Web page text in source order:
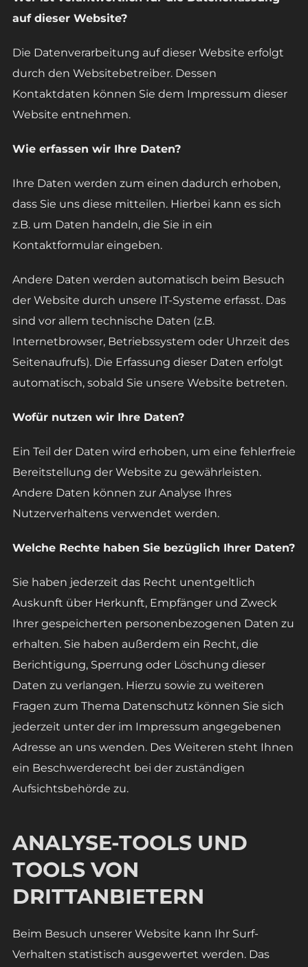
auf dieser Website?
Die Datenverarbeitung auf dieser Website erfolgt
durch den Websitebetreiber. Dessen
Kontaktdaten können Sie dem Impressum dieser
Website entnehmen.
Wie erfassen wir Ihre Daten?
Ihre Daten werden zum einen dadurch erhoben,
dass Sie uns diese mitteilen. Hierbei kann es sich
z.B. um Daten handeln, die Sie in ein
Kontaktformular eingeben.
Andere Daten werden automatisch beim Besuch
der Website durch unsere IT-Systeme erfasst. Das
sind vor allem technische Daten (z.B.
Internetbrowser, Betriebssystem oder Uhrzeit des
Seitenaufrufs). Die Erfassung dieser Daten erfolgt
automatisch, sobald Sie unsere Website betreten.
Wofür nutzen wir Ihre Daten?
Ein Teil der Daten wird erhoben, um eine fehlerfreie
Bereitstellung der Website zu gewährleisten.
Andere Daten können zur Analyse Ihres
Nutzerverhaltens verwendet werden.
Welche Rechte haben Sie bezüglich Ihrer Daten?
Sie haben jederzeit das Recht unentgeltlich
Auskunft über Herkunft, Empfänger und Zweck
Ihrer gespeicherten personenbezogenen Daten zu
erhalten. Sie haben außerdem ein Recht, die
Berichtigung, Sperrung oder Löschung dieser
Daten zu verlangen. Hierzu sowie zu weiteren
Fragen zum Thema Datenschutz können Sie sich
jederzeit unter der im Impressum angegebenen
Adresse an uns wenden. Des Weiteren steht Ihnen
ein Beschwerderecht bei der zuständigen
Aufsichtsbehörde zu.
ANALYSE-TOOLS UND
TOOLS VON
DRITTANBIETERN
Beim Besuch unserer Website kann Ihr Surf-
Verhalten statistisch ausgewertet werden. Das